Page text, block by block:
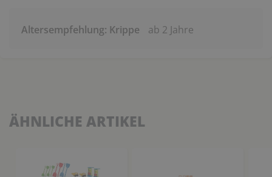
Altersempfehlung: Krippe ab 2 Jahre
ÄHNLICHE ARTIKEL